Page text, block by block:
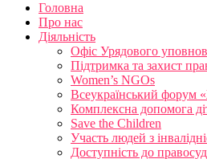
Головна
Про нас
Діяльність
Офіс Урядового
Підтримка та захист
Women’s NGOs
Всеукраїнський форум
Комплексна допомога
Save the Children
Участь людей з
Доступність до